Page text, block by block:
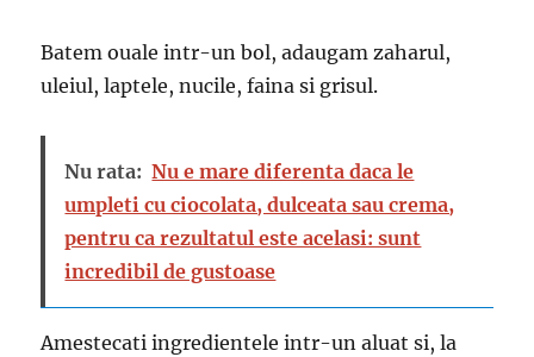
Batem ouale intr-un bol, adaugam zaharul,
uleiul, laptele, nucile, faina si grisul.
Nu rata: Nu e mare diferenta daca le
umpleti cu ciocolata, dulceata sau crema,
pentru ca rezultatul este acelasi: sunt
incredibil de gustoase
Amestecati ingredientele intr-un aluat si, la